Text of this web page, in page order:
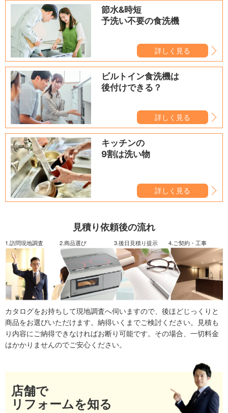
節水&時短
予洗い不要の食洗機
詳しく見る
ビルトイン食洗機は
後付けできる？
詳しく見る
キッチンの
9割は洗い物
詳しく見る
見積り依頼後の流れ
1.訪問現地調査 2.商品選び 3.後日見積り提示 4.ご契約・工事
カタログをお持ちして現地調査へ伺いますので、後ほどじっくりと
商品をお選びいただけます。納得いくまでご検討ください。見積も
り内容にご納得できなければお断り可能です。その場合、一切料金
はかかりませんのでご安心ください。
店舗で
リフォームを知る